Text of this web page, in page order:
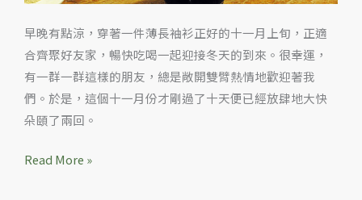
早晚有點涼，穿著一件薄長袖衫正好的十一月上旬，正適
合齊聚好友家，暢快吃喝一起迎接冬天的到來。很幸運，
有一群一群這樣的朋友，總是敞開雙臂熱情地歡迎著我
們。於是，這個十一月份才剛過了十天便已經放肆地大快
朵頤了兩回。
菜
鍋
佐
三
顆
葡
Read More »